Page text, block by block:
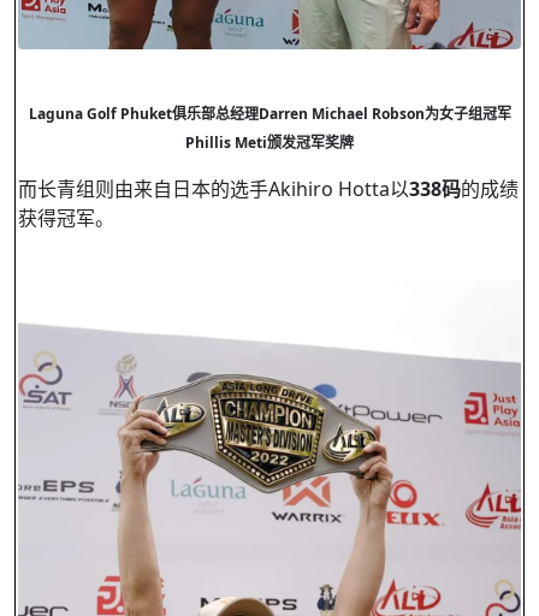
Laguna Golf Phuket俱乐部总经理Darren Michael Robson为女子组冠军
Phillis Meti颁发冠军奖牌
而长青组则由来自日本的选手Akihiro Hotta以338码的成绩
获得冠军。